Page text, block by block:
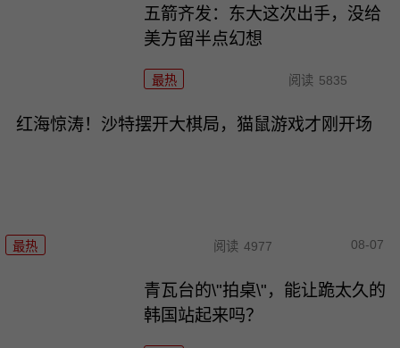
五箭齐发：东大这次出手，没给
美方留半点幻想
最热 阅读 5835
红海惊涛！沙特摆开大棋局，猫鼠游戏才刚开场
最热 阅读 4977 08-07
青瓦台的\"拍桌\"，能让跪太久的
韩国站起来吗？